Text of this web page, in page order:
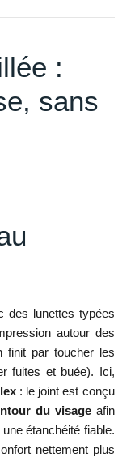
:
sans
des lunettes typées
autour des
finit par toucher les
fuites et buée). Ici,
: le joint est conçu
du visageafin
étanchéité fiable.
nettement plus